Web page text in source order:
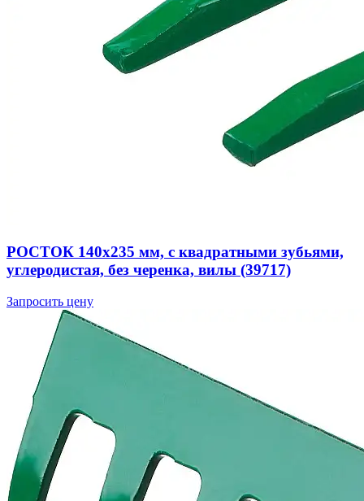
РОСТОК 140х235 мм, с квадратными зубьями,
углеродистая, без черенка, вилы (39717)
Запросить цену